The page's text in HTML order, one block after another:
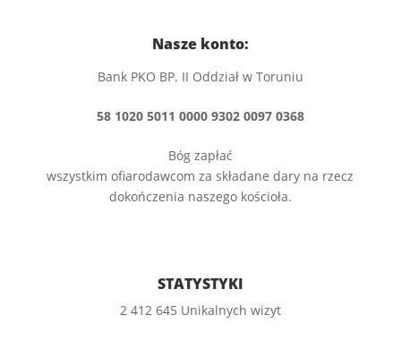
Nasze konto:
Bank PKO BP. II Oddział w Toruniu
58 1020 5011 0000 9302 0097 0368
Bóg zapłać
wszystkim ofiarodawcom za składane dary na rzecz
dokończenia naszego kościoła.
STATYSTYKI
2 412 645 Unikalnych wizyt